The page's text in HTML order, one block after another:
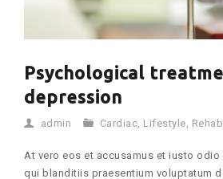
Psychological
depression
admin Cardiac Lifestyle
At vero eos et accusamus et iusto
qui blanditiis praesentium voluptatum